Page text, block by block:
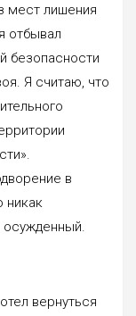
мест лишения
отбывал
безопасности
Я считаю, что
в
никак
осужденный.
вернуться